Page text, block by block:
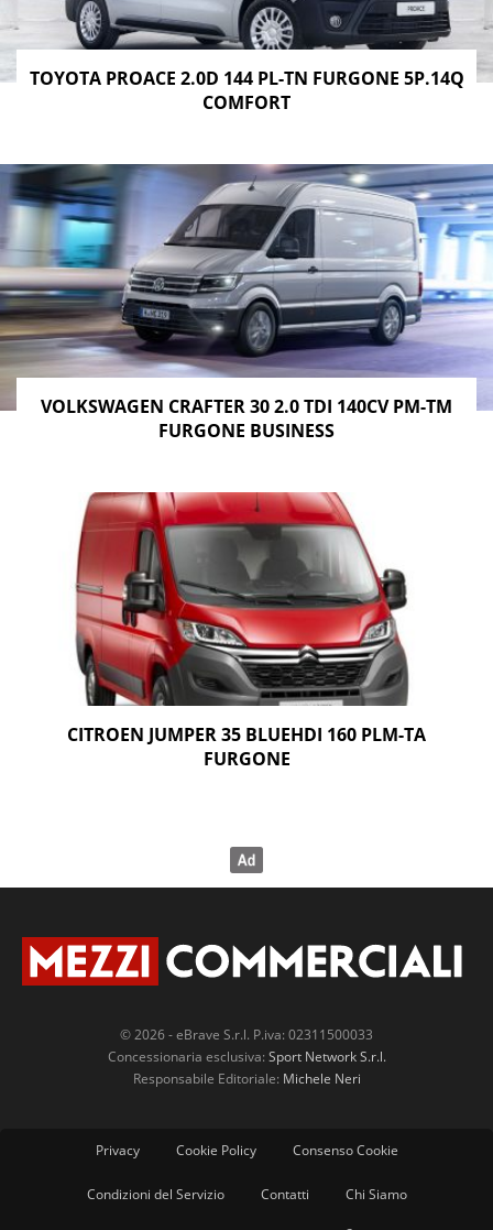
TOYOTA PROACE 2.0D 144 PL-TN FURGONE 5P.14Q
COMFORT
VOLKSWAGEN CRAFTER 30 2.0 TDI 140CV PM-TM
FURGONE BUSINESS
CITROEN JUMPER 35 BLUEHDI 160 PLM-TA
FURGONE
© 2026 - eBrave S.r.l. P.iva: 02311500033
Concessionaria esclusiva: Sport Network S.r.l.
Responsabile Editoriale: Michele Neri
Privacy Cookie Policy Consenso Cookie
Condizioni del Servizio Contatti Chi Siamo